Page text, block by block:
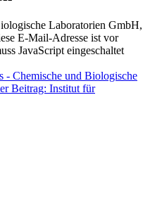
Laboratorien GmbH,
E-Mail-Adresse ist vor
JavaScript eingeschaltet
- Chemische und Biologische
Beitrag: Institut für